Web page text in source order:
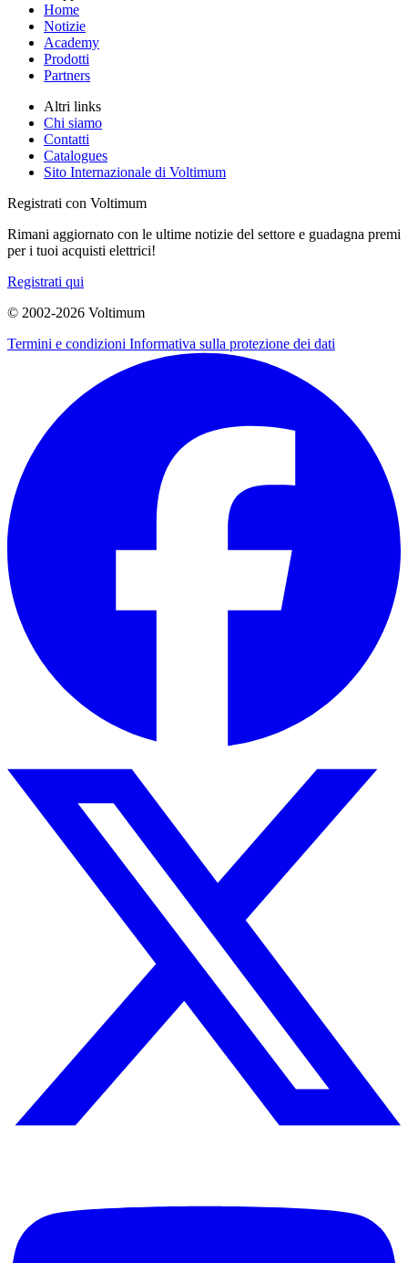
Home
Notizie
Academy
Prodotti
Partners
Altri links
Chi siamo
Contatti
Catalogues
Sito Internazionale di Voltimum
Registrati con Voltimum
Rimani aggiornato con le ultime notizie del settore e guadagna premi
per i tuoi acquisti elettrici!
Registrati qui
© 2002-2026 Voltimum
Termini e condizioni Informativa sulla protezione dei dati